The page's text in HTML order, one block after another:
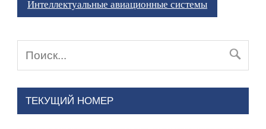
Интеллектуальные авиационные системы
ТЕКУЩИЙ НОМЕР